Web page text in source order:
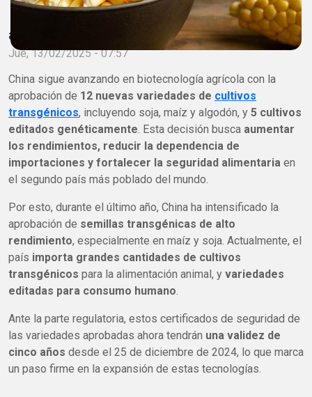
adminagrobio
Jue, 13/02/2025 - 07:57
China sigue avanzando en biotecnología agrícola con la
aprobación de 12 nuevas variedades de cultivos
transgénicos, incluyendo soja, maíz y algodón, y 5 cultivos
editados genéticamente. Esta decisión busca aumentar
los rendimientos, reducir la dependencia de
importaciones y fortalecer la seguridad alimentaria en
el segundo país más poblado del mundo.
Por esto, durante el último año, China ha intensificado la
aprobación de semillas transgénicas de alto
rendimiento, especialmente en maíz y soja. Actualmente, el
país importa grandes cantidades de cultivos
transgénicos para la alimentación animal, y variedades
editadas para consumo humano.
Ante la parte regulatoria, estos certificados de seguridad de
las variedades aprobadas ahora tendrán una validez de
cinco años desde el 25 de diciembre de 2024, lo que marca
un paso firme en la expansión de estas tecnologías.